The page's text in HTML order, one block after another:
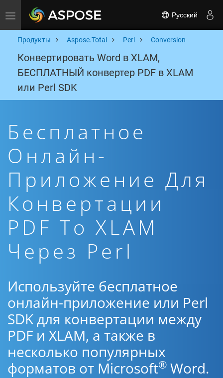
Toggle navigation Русский
Продукты Aspose.Total Perl Conversion
Конвертировать Word в XLAM,
БЕСПЛАТНЫЙ конвертер PDF в XLAM
или Perl SDK
Бесплатное
Онлайн-
Приложение Для
Конвертации
PDF To XLAM
Через Perl
Используйте бесплатное
онлайн-приложение или Perl
SDK для конвертации между
PDF и XLAM, а также в
несколько популярных
форматов от Microsoft® Word.